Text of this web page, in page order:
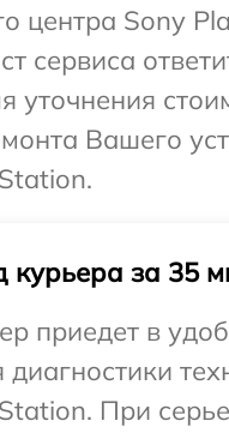
центра Sony
сервиса
уточнения
Вашего
курьера за 35
приедет в
При